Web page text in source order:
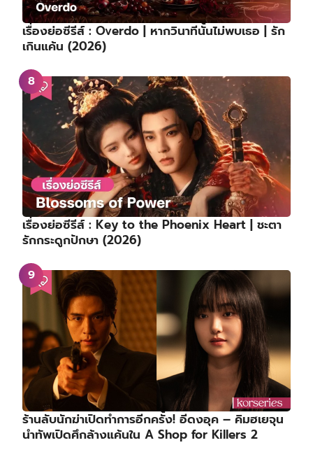
เรื่องย่อซีรีส์ : Overdo | หากวินาทีนั้นไม่พบเธอ | รัก
เกินแค้น (2026)
เรื่องย่อซีรีส์ : Key to the Phoenix Heart | ชะตา
รักกระดูกปักษา (2026)
ร้านลับนักฆ่าเปิดทำการอีกครั้ง! อีดงอุค – คิมฮเยจุน
นำทัพเปิดศึกล้างแค้นใน A Shop for Killers 2